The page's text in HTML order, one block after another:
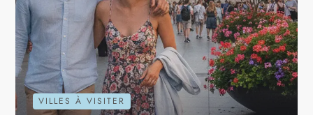
VILLES À VISITER